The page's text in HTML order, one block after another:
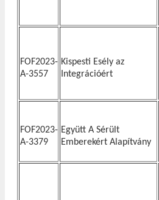
FOF2023-
A-3557
Kispesti Esély az
Integrációért
FOF2023-
A-3379
Együtt A Sérült
Emberekért Alapítvány